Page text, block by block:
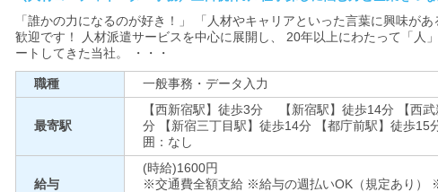
「誰かの力になるのが好き！」 「人材やキャリアといった言葉に興味が
歓迎です！ 人材派遣サービスを中心に展開し、 20年以上にわたって「人
ートしてきた当社。 ・・・
職種 一般事務・データ入力
最寄駅
【西新宿駅】徒歩3分 【新宿駅】徒歩14分 【西
分 【新宿三丁目駅】徒歩14分 【都庁前駅】徒歩15
囲：なし
給与
(時給)1600円
※交通費全額支給 ※給与の週払いOK（規定あり）